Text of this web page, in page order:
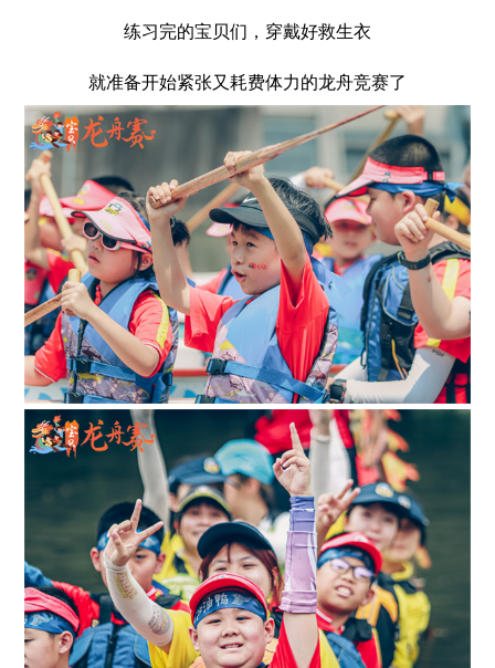
练习完的宝贝们，穿戴好救生衣
就准备开始紧张又耗费体力的龙舟竞赛了